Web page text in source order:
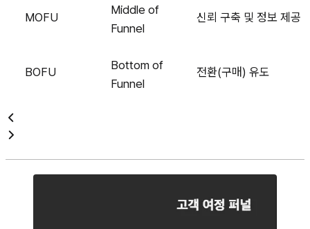
MOFU
Middle of
Funnel
신뢰 구축 및 정보 제공
BOFU
Bottom of
Funnel
전환(구매) 유도